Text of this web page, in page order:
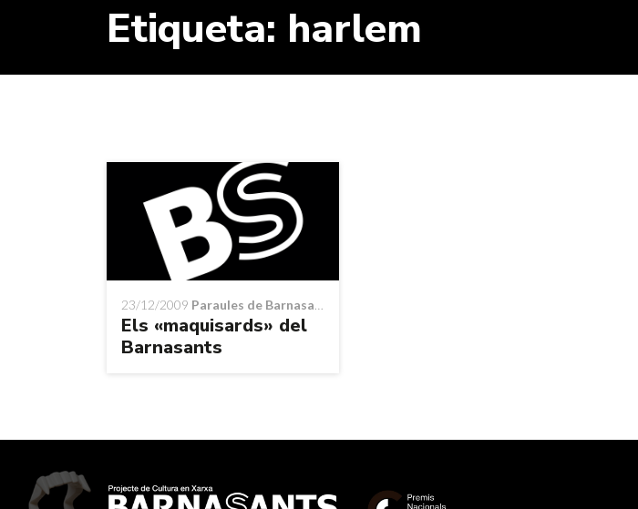
Etiqueta: harlem
23/12/2009 Paraules de Barnasants
Els «maquisards» del
Barnasants